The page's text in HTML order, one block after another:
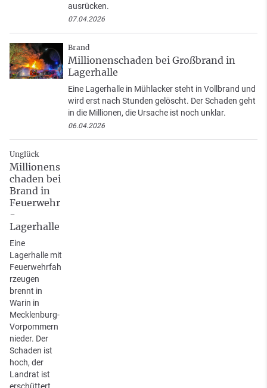
ausrücken.
07.04.2026
Brand
Millionenschaden bei Großbrand in
Lagerhalle
Eine Lagerhalle in Mühlacker steht in Vollbrand und
wird erst nach Stunden gelöscht. Der Schaden geht
in die Millionen, die Ursache ist noch unklar.
06.04.2026
Unglück
Millionens
chaden bei
Brand in
Feuerwehr
-
Lagerhalle
Eine
Lagerhalle mit
Feuerwehrfah
rzeugen
brennt in
Warin in
Mecklenburg-
Vorpommern
nieder. Der
Schaden ist
hoch, der
Landrat ist